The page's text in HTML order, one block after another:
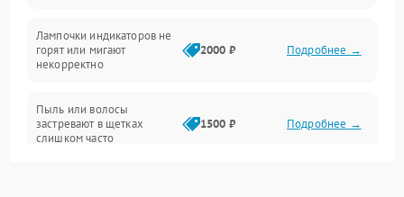
Батарея
Программные сбои
Лампочки индикаторов не
горят или мигают
некорректно
2000 ₽ Подробнее →
Пыль или волосы
застревают в щетках
слишком часто
1500 ₽ Подробнее →